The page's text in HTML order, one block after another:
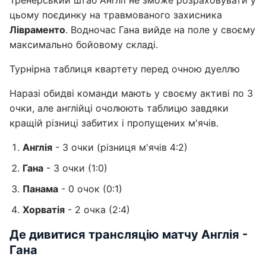
цьому поєдинку на травмованого захисника
Лівраменто. Водночас Гана вийде на поле у своєму
максимально бойовому складі.
Турнірна таблиця квартету перед очною дуеллю
Наразі обидві команди мають у своєму активі по 3
очки, але англійці очолюють таблицю завдяки
кращій різниці забитих і пропущених м'ячів.
Англія - 3 очки (різниця м'ячів 4:2)
Гана - 3 очки (1:0)
Панама - 0 очок (0:1)
Хорватія - 2 очка (2:4)
Де дивитися трансляцію матчу Англія -
Гана